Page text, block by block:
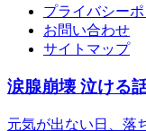
プライバシー
お問い合わせ
サイトマップ
涙腺崩壊 泣ける
元気が出ない日、落